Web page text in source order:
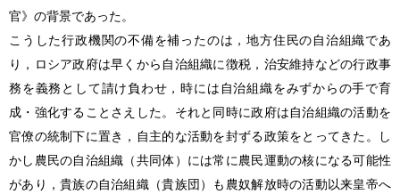
官》の背景であった。
こうした行政機関の不備を補ったのは，地方住民の自治組織であ
り，ロシア政府は早くから自治組織に徴税，治安維持などの行政事
務を義務として請け負わせ，時には自治組織をみずからの手で育
成・強化することさえした。それと同時に政府は自治組織の活動を
官僚の統制下に置き，自主的な活動を封ずる政策をとってきた。し
かし農民の自治組織（共同体）には常に農民運動の核になる可能性
があり，貴族の自治組織（貴族団）も農奴解放時の活動以来皇帝へ